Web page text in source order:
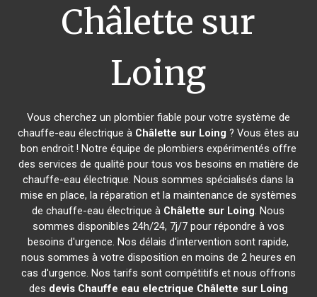
Châlette sur
Loing
Vous cherchez un plombier fiable pour votre système de
chauffe-eau électrique à Châlette sur Loing ? Vous êtes au
bon endroit ! Notre équipe de plombiers expérimentés offre
des services de qualité pour tous vos besoins en matière de
chauffe-eau électrique. Nous sommes spécialisés dans la
mise en place, la réparation et la maintenance de systèmes
de chauffe-eau électrique à Châlette sur Loing. Nous
sommes disponibles 24h/24, 7j/7 pour répondre à vos
besoins d'urgence. Nos délais d'intervention sont rapide,
nous sommes à votre disposition en moins de 2 heures en
cas d'urgence. Nos tarifs sont compétitifs et nous offrons
des devis Chauffe eau electrique Châlette sur Loing